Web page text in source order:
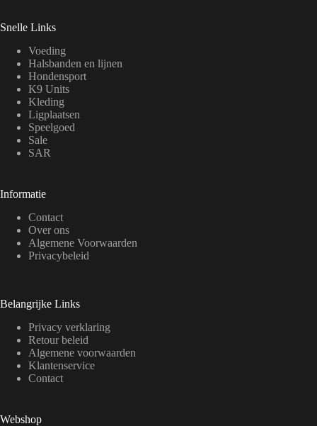
Snelle Links
Voeding
Halsbanden en lijnen
Hondensport
K9 Units
Kleding
Ligplaatsen
Speelgoed
Sale
SAR
Informatie
Contact
Over ons
Algemene Voorwaarden
Privacybeleid
Belangrijke Links
Privacy verklaring
Retour beleid
Algemene voorwaarden
Klantenservice
Contact
Webshop